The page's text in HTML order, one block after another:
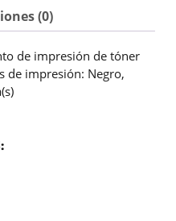
(0)
de impresión de tóner
de impresión: Negro,